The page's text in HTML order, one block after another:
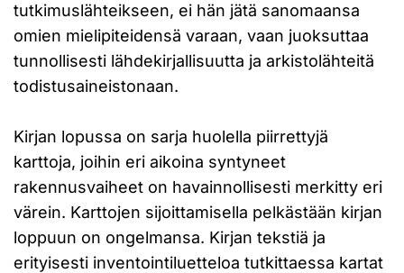
tutkimuslähteikseen, ei hän jätä sanomaansa
omien mielipiteidensä varaan, vaan juoksuttaa
tunnollisesti lähdekirjallisuutta ja arkistolähteitä
todistusaineistonaan.
Kirjan lopussa on sarja huolella piirrettyjä
karttoja, joihin eri aikoina syntyneet
rakennusvaiheet on havainnollisesti merkitty eri
värein. Karttojen sijoittamisella pelkästään kirjan
loppuun on ongelmansa. Kirjan tekstiä ja
erityisesti inventointiluetteloa tutkittaessa kartat